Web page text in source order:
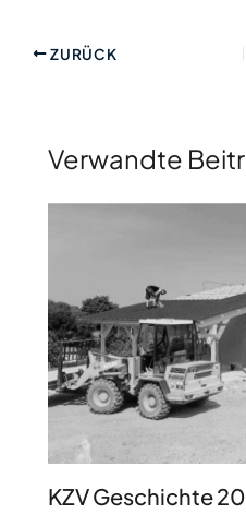
ZURÜCK
Verwandte
KZV Geschichte